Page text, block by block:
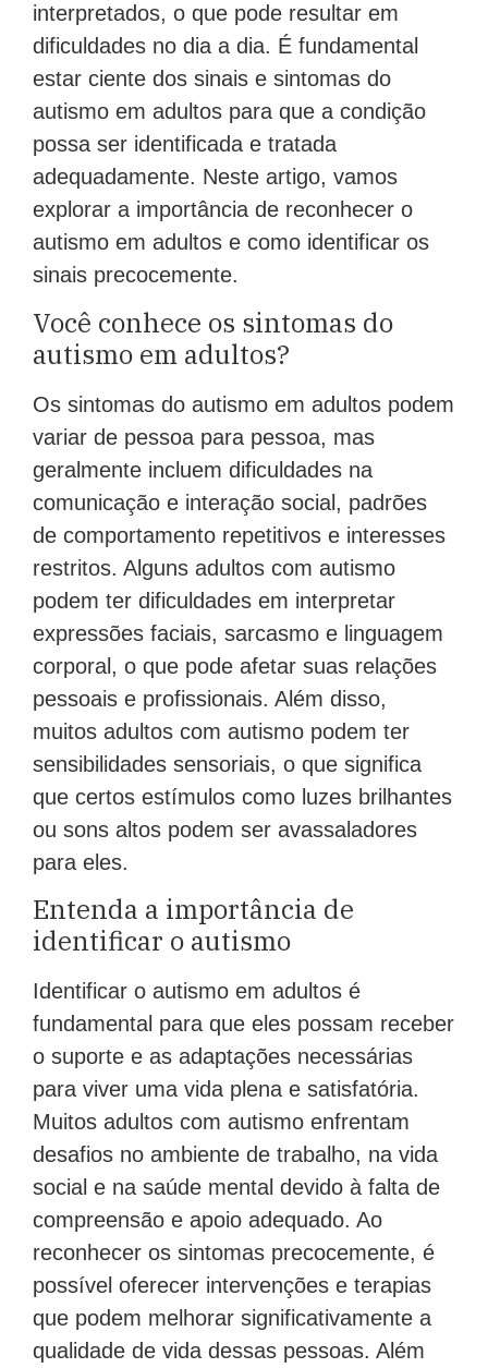
interpretados, o que pode resultar em
dificuldades no dia a dia. É fundamental
estar ciente dos sinais e sintomas do
autismo em adultos para que a condição
possa ser identificada e tratada
adequadamente. Neste artigo, vamos
explorar a importância de reconhecer o
autismo em adultos e como identificar os
sinais precocemente.
Você conhece os sintomas do
autismo em adultos?
Os sintomas do autismo em adultos podem
variar de pessoa para pessoa, mas
geralmente incluem dificuldades na
comunicação e interação social, padrões
de comportamento repetitivos e interesses
restritos. Alguns adultos com autismo
podem ter dificuldades em interpretar
expressões faciais, sarcasmo e linguagem
corporal, o que pode afetar suas relações
pessoais e profissionais. Além disso,
muitos adultos com autismo podem ter
sensibilidades sensoriais, o que significa
que certos estímulos como luzes brilhantes
ou sons altos podem ser avassaladores
para eles.
Entenda a importância de
identificar o autismo
Identificar o autismo em adultos é
fundamental para que eles possam receber
o suporte e as adaptações necessárias
para viver uma vida plena e satisfatória.
Muitos adultos com autismo enfrentam
desafios no ambiente de trabalho, na vida
social e na saúde mental devido à falta de
compreensão e apoio adequado. Ao
reconhecer os sintomas precocemente, é
possível oferecer intervenções e terapias
que podem melhorar significativamente a
qualidade de vida dessas pessoas. Além